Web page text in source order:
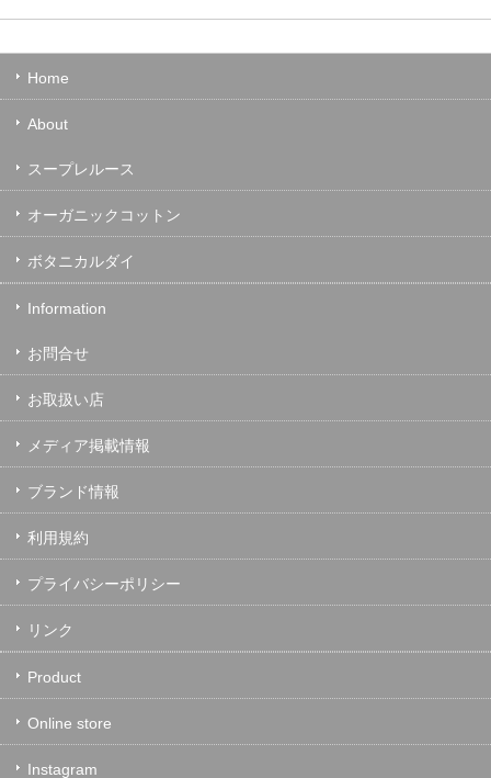
Home
About
スープレルース
オーガニックコットン
ボタニカルダイ
Information
お問合せ
お取扱い店
メディア掲載情報
ブランド情報
利用規約
プライバシーポリシー
リンク
Product
Online store
Instagram